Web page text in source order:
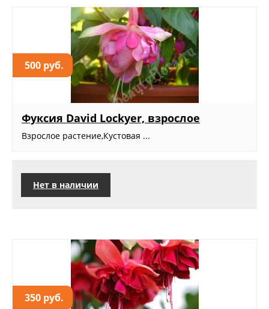
500 руб.
Фуксия David Lockyer, взрослое
Взрослое растение,Кустовая ...
Нет в наличии
350 руб.